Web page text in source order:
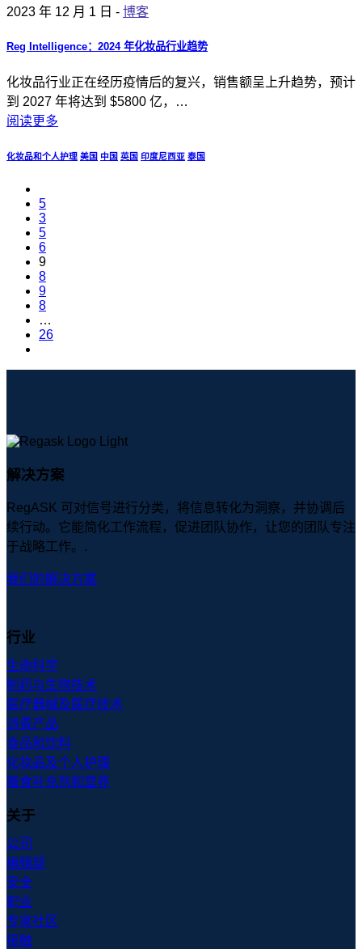
2023 年 12 月 1 日 - 博客
Reg Intelligence：2024 年化妆品行业趋势
化妆品行业正在经历疫情后的复兴，销售额呈上升趋势，预计
到 2027 年将达到 $5800 亿，…
阅读更多
化妆品和个人护理 美国 中国 英国 印度尼西亚 泰国
5
3
5
6
9
8
9
8
…
26
解决方案
RegASK 可对信号进行分类，将信息转化为洞察，并协调后
续行动。它能简化工作流程，促进团队协作，让您的团队专注
于战略工作。.
我们的解决方案
行业
生命科学
制药与生物技术
医疗器械及医疗技术
消费产品
食品和饮料
化妆品及个人护理
膳食补充剂和营养
关于
公司
编辑部
安全
职业
专家社区
接触